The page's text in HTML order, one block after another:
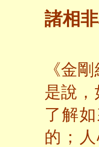
諸相
《金
是說
了解
的；